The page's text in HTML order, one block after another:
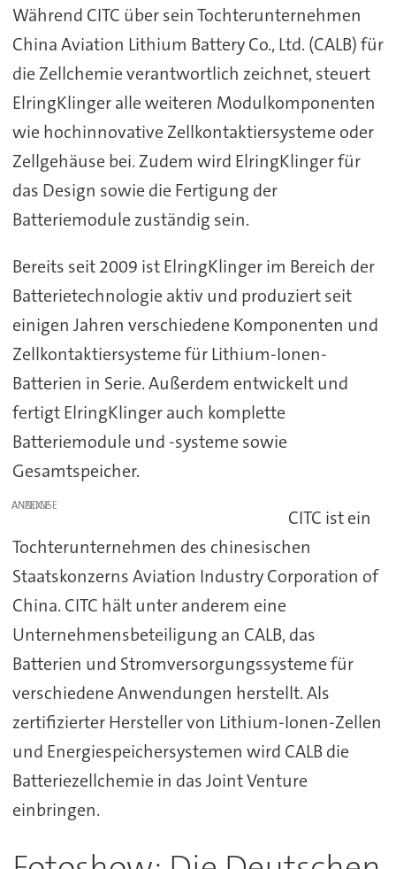
Während CITC über sein Tochterunternehmen
China Aviation Lithium Battery Co., Ltd. (CALB) für
die Zellchemie verantwortlich zeichnet, steuert
ElringKlinger alle weiteren Modulkomponenten
wie hochinnovative Zellkontaktiersysteme oder
Zellgehäuse bei. Zudem wird ElringKlinger für
das Design sowie die Fertigung der
Batteriemodule zuständig sein.
Bereits seit 2009 ist ElringKlinger im Bereich der
Batterietechnologie aktiv und produziert seit
einigen Jahren verschiedene Komponenten und
Zellkontaktiersysteme für Lithium-Ionen-
Batterien in Serie. Außerdem entwickelt und
fertigt ElringKlinger auch komplette
Batteriemodule und -systeme sowie
Gesamtspeicher.
ANZEIGE
CITC ist ein
Tochterunternehmen des chinesischen
Staatskonzerns Aviation Industry Corporation of
China. CITC hält unter anderem eine
Unternehmensbeteiligung an CALB, das
Batterien und Stromversorgungssysteme für
verschiedene Anwendungen herstellt. Als
zertifizierter Hersteller von Lithium-Ionen-Zellen
und Energiespeichersystemen wird CALB die
Batteriezellchemie in das Joint Venture
einbringen.